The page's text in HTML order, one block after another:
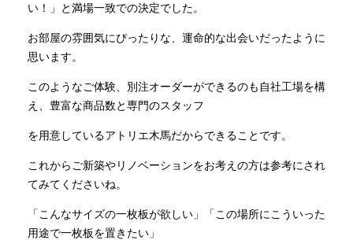
い！」と満場一致での決定でした。
お部屋の雰囲気にぴったりな、運命的な出会いだったように
思います。
このようなご体験、別注オーダーができるのも自社工場を構
え、豊富な商品数と専門のスタッフ
を用意しているアトリエ木馬だからできることです。
これからご新築やリノベーションをお考えの方は参考にされ
てみてくださいね。
「こんなサイズの一枚板が欲しい」「この場所にこういった
用途で一枚板を置きたい」